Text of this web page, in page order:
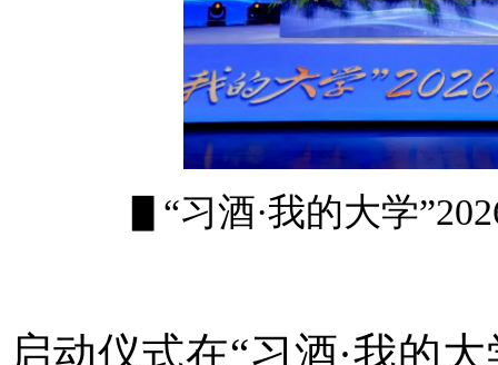
▋“习酒·我的大学
启动仪式在“习酒·我的